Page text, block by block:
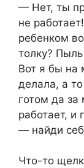
— Нет, ты
не
ребенком
толку?
Вот я бы на
делала, а
готом да
работает, и
— найди
Что-то